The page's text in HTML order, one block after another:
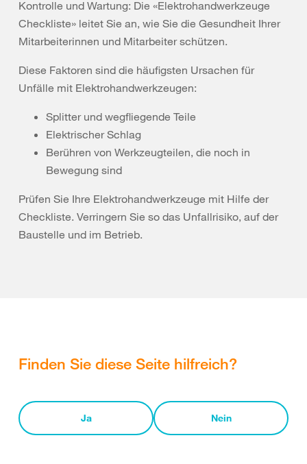
Kontrolle und Wartung: Die «Elektrohandwerkzeuge
Checkliste» leitet Sie an, wie Sie die Gesundheit Ihrer
Mitarbeiterinnen und Mitarbeiter schützen.
Diese Faktoren sind die häufigsten Ursachen für
Unfälle mit Elektrohandwerkzeugen:
Splitter und wegfliegende Teile
Elektrischer Schlag
Berühren von Werkzeugteilen, die noch in
Bewegung sind
Prüfen Sie Ihre Elektrohandwerkzeuge mit Hilfe der
Checkliste. Verringern Sie so das Unfallrisiko, auf der
Baustelle und im Betrieb.
Finden Sie diese Seite hilfreich?
Ja Nein